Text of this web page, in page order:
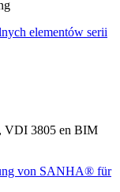
VDI 3805 en BIM